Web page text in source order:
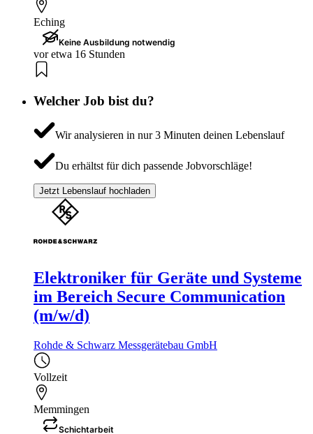
Eching
Keine Ausbildung notwendig
vor etwa 16 Stunden
Welcher Job bist du?
Wir analysieren in nur 3 Minuten deinen Lebenslauf
Du erhältst für dich passende Jobvorschläge!
Jetzt Lebenslauf hochladen
Elektroniker für Geräte und Systeme
im Bereich Secure Communication
(m/w/d)
Rohde & Schwarz Messgerätebau GmbH
Vollzeit
Memmingen
Schichtarbeit